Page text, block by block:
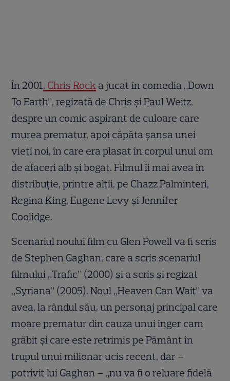
În 2001, Chris Rock a jucat în comedia „Down
To Earth”, regizată de Chris și Paul Weitz,
despre un comic aspirant de culoare care
murea prematur, apoi căpăta șansa unei
vieți noi, în care era plasat în corpul unui om
de afaceri alb și bogat. Filmul îi mai avea în
distribuție, printre alții, pe Chazz Palminteri,
Regina King, Eugene Levy și Jennifer
Coolidge.
Scenariul noului film cu Glen Powell va fi scris
de Stephen Gaghan, care a scris scenariul
filmului „Trafic” (2000) și a scris și regizat
„Syriana” (2005). Noul „Heaven Can Wait” va
avea, la rândul său, un personaj principal care
moare prematur din cauza unui înger cam
grăbit și care este retrimis pe Pământ în
trupul unui milionar ucis recent, dar –
potrivit lui Gaghan – „nu va fi o reluare fidelă